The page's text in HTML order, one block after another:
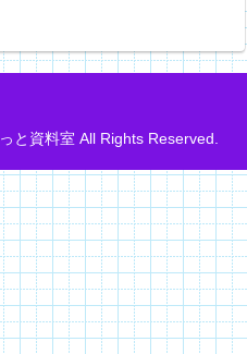
と資料室 All Rights Reserved.